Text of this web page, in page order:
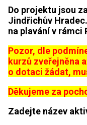
Do projektu jsou
Jindřichův
na plavání v rámci
Pozor, dle
kurzů zveřejněna
o dotaci žádat,
Děkujeme za
Zadejte název